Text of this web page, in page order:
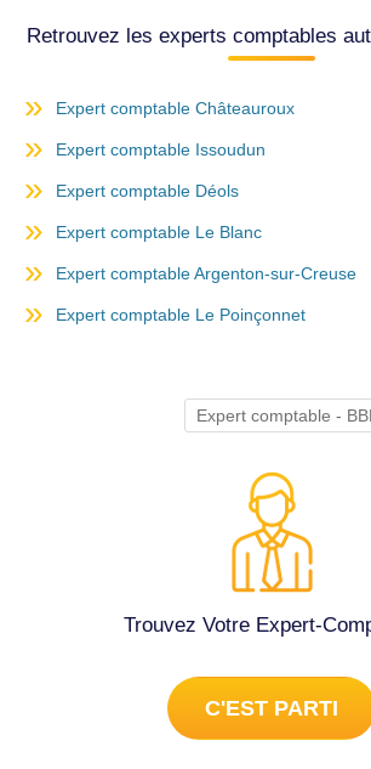
Retrouvez les experts comptables
Expert comptable Châteauroux
Expert comptable Issoudun
Expert comptable Déols
Expert comptable Le Blanc
Expert comptable Argenton-sur-Creuse
Expert comptable Le Poinçonnet
Expert comptable -
Trouvez Votre Expert-
C'EST PARTI